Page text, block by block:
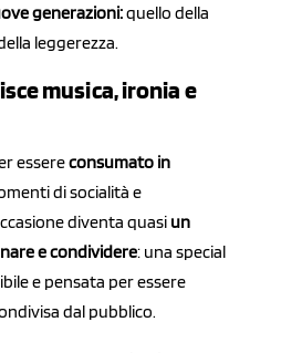
generazioni:quello della
leggerezza.
musica, ironia e
essereconsumato in
di socialità e
diventa quasi un
e condividere: una special
e pensata per essere
dal pubblico.